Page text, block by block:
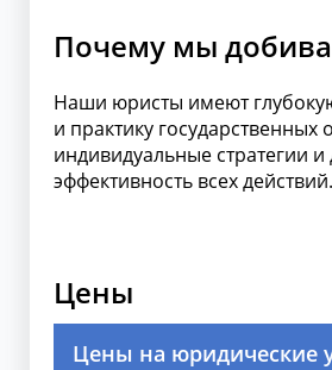
Почему мы
Наши юристы имеют
и практику
индивидуальные стратегии
эффективность всех действий.
Цены
Цены на юридические